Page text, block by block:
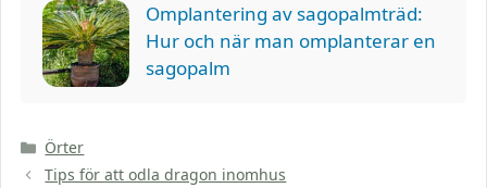
Omplantering av sagopalmträd:
Hur och när man omplanterar en
sagopalm
Kategorier
Örter
Tips för att odla dragon inomhus